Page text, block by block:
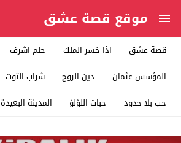
موقع قصة عشق
قصة عشق اذا خسر الملك حلم اشرف
المؤسس عثمان
دين الروح شراب التوت
حب بلا حدود
حبات اللؤلؤ المدينة البعيدة